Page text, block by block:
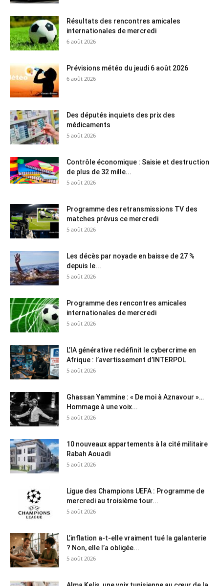
Résultats des rencontres amicales
internationales de mercredi
6 août 2026
Prévisions météo du jeudi 6 août 2026
6 août 2026
Des députés inquiets des prix des
médicaments
5 août 2026
Contrôle économique : Saisie et destruction
de plus de 32 mille...
5 août 2026
Programme des retransmissions TV des
matches prévus ce mercredi
5 août 2026
Les décès par noyade en baisse de 27 %
depuis le...
5 août 2026
Programme des rencontres amicales
internationales de mercredi
5 août 2026
L’IA générative redéfinit le cybercrime en
Afrique : l’avertissement d’INTERPOL
5 août 2026
Ghassan Yammine : « De moi à Aznavour »…
Hommage à une voix...
5 août 2026
10 nouveaux appartements à la cité militaire
Rabah Aouadi
5 août 2026
Ligue des Champions UEFA : Programme de
mercredi au troisième tour...
5 août 2026
L’inflation a-t-elle vraiment tué la galanterie
? Non, elle l’a obligée...
5 août 2026